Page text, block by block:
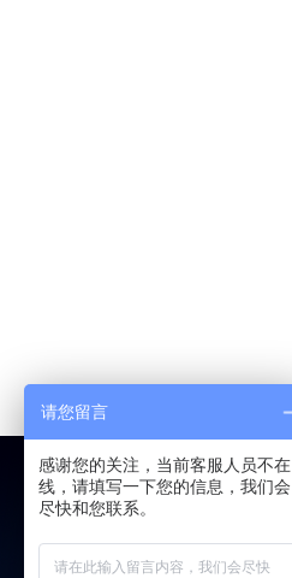
请您留言
感谢您的关注，当前客服人员不在
线，请填写一下您的信息，我们会
尽快和您联系。